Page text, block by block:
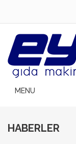
HABERLER